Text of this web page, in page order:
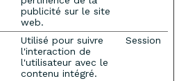
publicité sur le site
web.
Utilisé pour suivre
l'interaction de
l'utilisateur avec le
contenu intégré.
Session